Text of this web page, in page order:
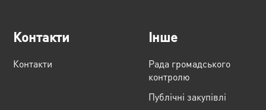
Контакти
Контакти
Інше
Рада громадського
контролю
Публічні закупівлі